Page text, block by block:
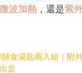
微波加熱 ，還是紫